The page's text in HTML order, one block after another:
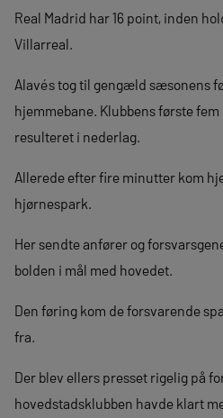
Real Madrid har 16 point, inden
Villarreal.
Alavés tog til gengæld sæsonens
hjemmebane. Klubbens første
resulteret i nederlag.
Allerede efter fire minutter kom
hjørnespark.
Her sendte anfører og
bolden i mål med hovedet.
Den føring kom de forsvarende
fra.
Der blev ellers presset rigelig på
hovedstadsklubben havde klart